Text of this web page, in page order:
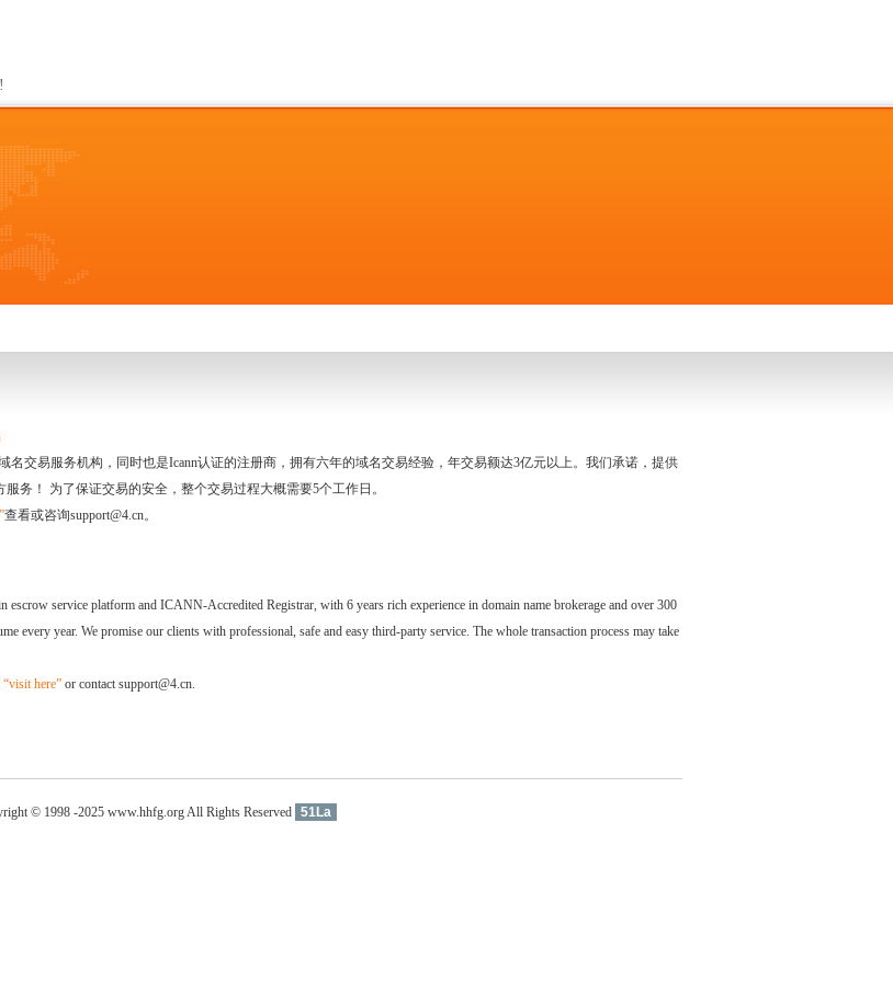
名交易服务机构，同时也是Icann认证的注册商，拥有六年的域名交易经验，年交易额达3亿元以上。我们承诺，提供
务！ 为了保证交易的安全，整个交易过程大概需要5个工作日。
查看或咨询support@4.cn。
escrow service platform and ICANN-Accredited Registrar, with 6 years rich experience in domain name brokerage and over 300
every year. We promise our clients with professional, safe and easy third-party service. The whole transaction process may take
“visit here” or contact support@4.cn.
© 1998 -2025 www.hhfg.org All Rights Reserved 51La